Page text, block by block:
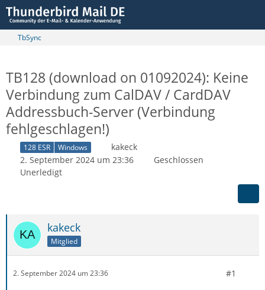
TbSync
TB128 (download on 01092024): Keine
Verbindung zum CalDAV / CardDAV
Addressbuch-Server (Verbindung
fehlgeschlagen!)
128 ESR Windows
kakeck
2. September 2024 um 23:36
Geschlossen
Unerledigt
kakeck
Mitglied
2. September 2024 um 23:36 #1